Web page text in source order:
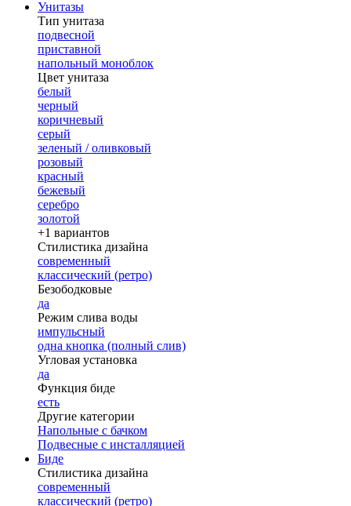
Унитазы
Тип унитаза
подвесной
приставной
напольный моноблок
Цвет унитаза
белый
черный
коричневый
серый
зеленый / оливковый
розовый
красный
бежевый
серебро
золотой
+1 вариантов
Стилистика дизайна
современный
классический (ретро)
Безободковые
да
Режим слива воды
импульсный
одна кнопка (полный слив)
Угловая установка
да
Функция биде
есть
Другие категории
Напольные с бачком
Подвесные с инсталляцией
Биде
Стилистика дизайна
современный
классический (ретро)